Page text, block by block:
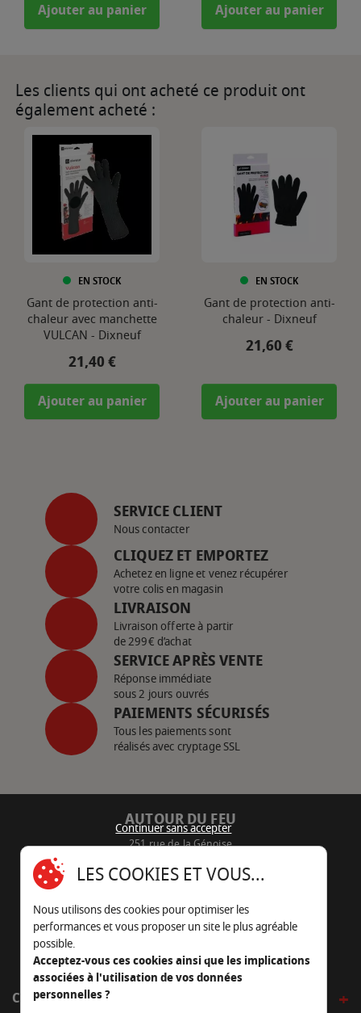
Ajouter au panier Ajouter au panier
Les clients qui ont acheté ce produit ont
également acheté :
EN STOCK
Gant de protection anti-
chaleur avec manchette
VULCAN - Dixneuf
Prix
21,40 €
Ajouter au panier
EN STOCK
Gant de protection anti-
chaleur - Dixneuf
Prix
21,60 €
Ajouter au panier
SERVICE CLIENT
Nous contacter
CLIQUEZ ET EMPORTEZ
Achetez en ligne et venez récupérer
votre colis en magasin
LIVRAISON
Livraison offerte à partir
de 299€ d’achat
SERVICE APRÈS VENTE
Réponse immédiate
sous 2 jours ouvrés
PAIEMENTS SÉCURISÉS
Tous les paiements sont
réalisés avec cryptage SSL
AUTOUR DU FEU
251 rue de la Génoise
05 45 22 98 09
Nous envoyer un e-mail
CÔTÉ OUTDOOR
Continuer sans accepter
LES COOKIES ET VOUS...
Nous utilisons des cookies pour optimiser les
performances et vous proposer un site le plus agréable
possible.
Acceptez-vous ces cookies ainsi que les implications
associées à l'utilisation de vos données
personnelles ?